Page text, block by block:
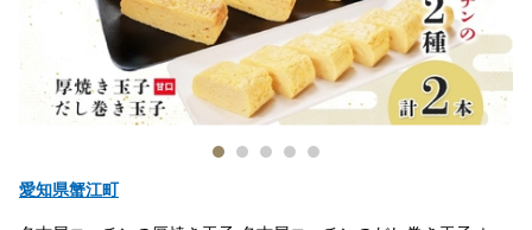
愛知県蟹江町